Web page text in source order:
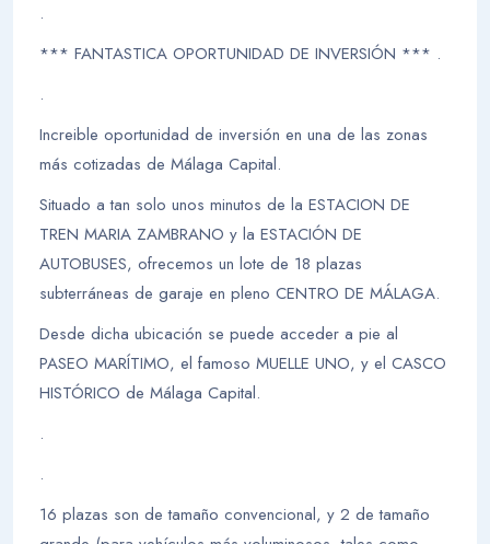
.
*** FANTASTICA OPORTUNIDAD DE INVERSIÓN *** .
.
Increible oportunidad de inversión en una de las zonas
más cotizadas de Málaga Capital.
Situado a tan solo unos minutos de la ESTACION DE
TREN MARIA ZAMBRANO y la ESTACIÓN DE
AUTOBUSES, ofrecemos un lote de 18 plazas
subterráneas de garaje en pleno CENTRO DE MÁLAGA.
Desde dicha ubicación se puede acceder a pie al
PASEO MARÍTIMO, el famoso MUELLE UNO, y el CASCO
HISTÓRICO de Málaga Capital.
.
.
16 plazas son de tamaño convencional, y 2 de tamaño